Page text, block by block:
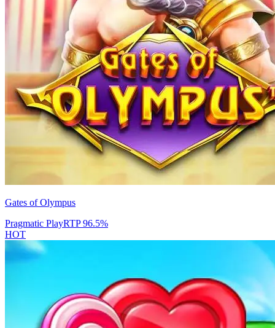
Gates of Olympus
Pragmatic PlayRTP96.5%
HOT